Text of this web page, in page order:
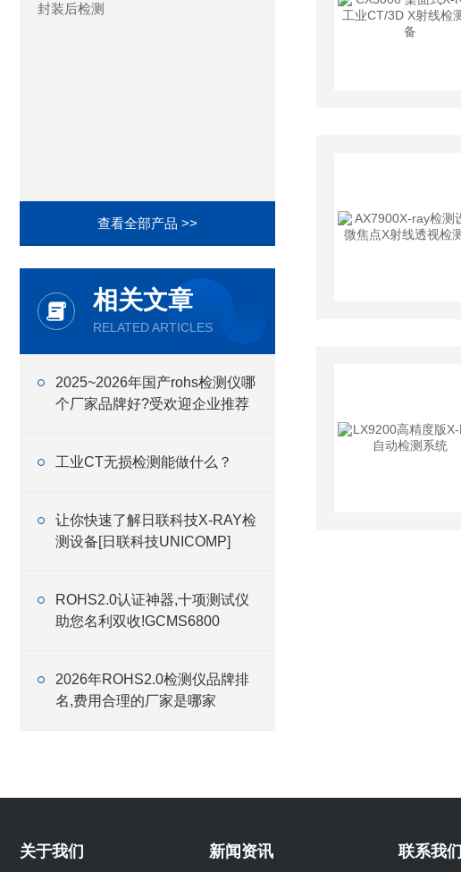
封装后检测
查看全部产品 >>
相关文章
RELATED ARTICLES
2025~2026年国产rohs检测仪哪
个厂家品牌好?受欢迎企业推荐
工业CT无损检测能做什么？
让你快速了解日联科技X-RAY检
测设备[日联科技UNICOMP]
ROHS2.0认证神器,十项测试仪
助您名利双收!GCMS6800
2026年ROHS2.0检测仪品牌排
名,费用合理的厂家是哪家
关于我们 新闻资讯 联系我们